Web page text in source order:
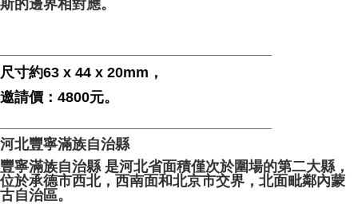
斯的邊界相對應。
尺寸約63 x 44 x 20mm，
邀請價：4800元。
河北豐寧滿族自治縣
豐寧滿族自治縣 是河北省面積僅次於圍場的第二大縣，
位於承德市西北，西南面和北京市交界，北面毗鄰內蒙
古自治區。